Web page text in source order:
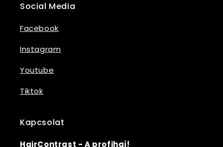
Social Media
Facebook
Instagram
Youtube
Tiktok
Kapcsolat
HairContrast - A profihaj!